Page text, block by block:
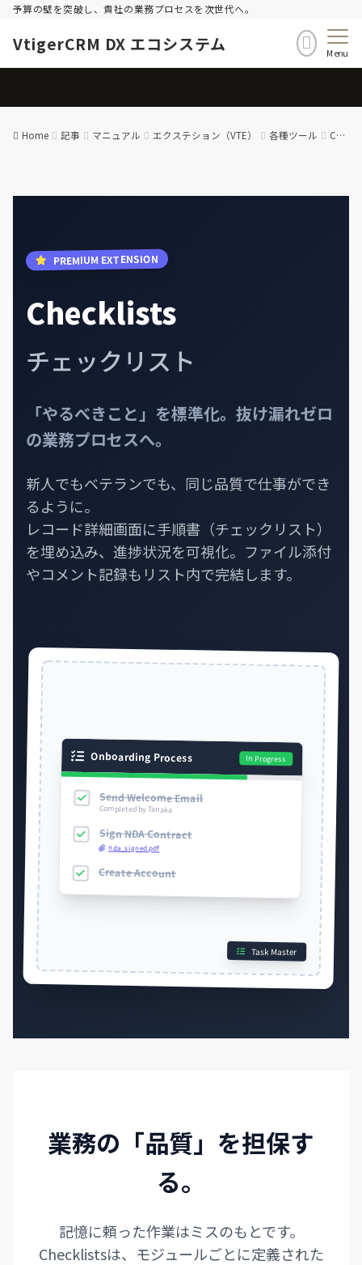
予算の壁を突破し、貴社の業務プロセスを次世代へ。
VtigerCRM DX エコシステム Menu
Home 記事 マニュアル エクステション（VTE） 各種ツール Checklists (チェックリスト) – 拡張機能マニュアル
PREMIUM EXTENSION
Checklists
チェックリスト
「やるべきこと」を標準化。 抜け漏れゼロ
の業務プロセスへ。
新人でもベテランでも、同じ品質で仕事ができ
るように。
レコード詳細画面に手順書（チェックリスト）
を埋め込み、進捗状況を可視化。ファイル添付
やコメント記録もリスト内で完結します。
Onboarding Process In Progress
Send Welcome Email
Completed by Tanaka
Sign NDA Contract
nda_signed.pdf
Create Account
Task Master
業務の「品質」を担保す
る。
記憶に頼った作業はミスのもとです。
Checklistsは、モジュールごとに定義された